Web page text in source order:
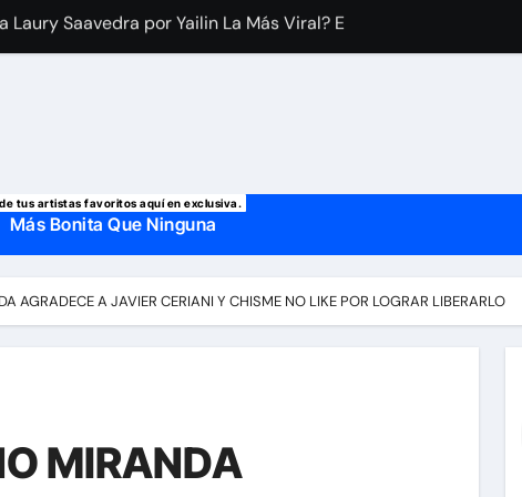
mensaje a Irina Baeva tras imágenes junto a Giovanni
tus artistas favoritos aquí en exclusiva.
Más Bonita Que Ninguna
AGRADECE A JAVIER CERIANI Y CHISME NO LIKE POR LOGRAR LIBERARLO
MIRANDA